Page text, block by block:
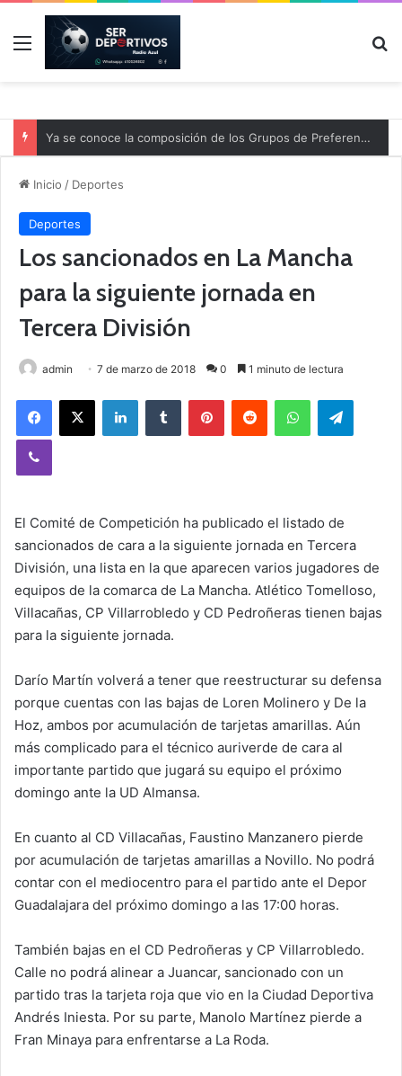
Menú
Ya se conoce la composición de los Grupos de Preferente y el calendario
Inicio / Deportes
Deportes
Los sancionados en La Mancha
para la siguiente jornada en
Tercera División
admin 7 de marzo de 2018 0 1 minuto de lectura
El Comité de Competición ha publicado el listado de
sancionados de cara a la siguiente jornada en Tercera
División, una lista en la que aparecen varios jugadores de
equipos de la comarca de La Mancha. Atlético Tomelloso,
Villacañas, CP Villarrobledo y CD Pedroñeras tienen bajas
para la siguiente jornada.
Darío Martín volverá a tener que reestructurar su defensa
porque cuentas con las bajas de Loren Molinero y De la
Hoz, ambos por acumulación de tarjetas amarillas. Aún
más complicado para el técnico auriverde de cara al
importante partido que jugará su equipo el próximo
domingo ante la UD Almansa.
En cuanto al CD Villacañas, Faustino Manzanero pierde
por acumulación de tarjetas amarillas a Novillo. No podrá
contar con el mediocentro para el partido ante el Depor
Guadalajara del próximo domingo a las 17:00 horas.
También bajas en el CD Pedroñeras y CP Villarrobledo.
Calle no podrá alinear a Juancar, sancionado con un
partido tras la tarjeta roja que vio en la Ciudad Deportiva
Andrés Iniesta. Por su parte, Manolo Martínez pierde a
Fran Minaya para enfrentarse a La Roda.